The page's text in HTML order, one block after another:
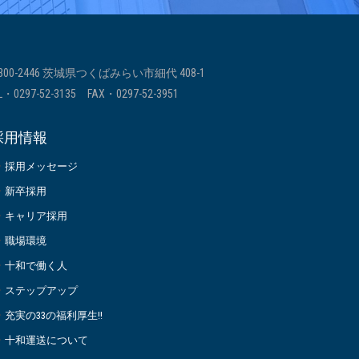
2446 茨城県つくばみらい市細代 408-1
0297-52-3135 FAX・0297-52-3951
用情報
採用メッセージ
新卒採用
キャリア採用
職場環境
十和で働く人
ステップアップ
充実の33の福利厚生!!
十和運送について